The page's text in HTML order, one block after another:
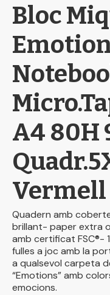
to
the
of
images
gallery
Bloc
A4 80H
Vermell
Quadern amb
brillant- paper extra
amb certificat FSC®-
fulles a joc amb la
a qualsevol carpeta
“Emotions” amb
emocions.